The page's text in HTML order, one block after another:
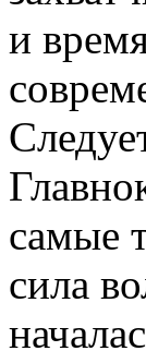
и
самые
сила